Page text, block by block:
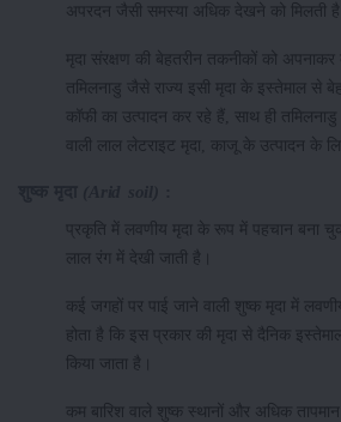
अपरदन जैसी समस्या अधिक देखने को मिलती है।
मृदा संरक्षण की बेहतरीन तकनीकों को
तमिलनाडु जैसे राज्य इसी मृदा के इस्तेमाल से
कॉफी का उत्पादन कर रहे हैं, साथ ही
वाली लाल लेटराइट मृदा, काजू के उत्पादन के
प्रकृति में लवणीय मृदा के रूप में पहचान बना
लाल रंग में देखी जाती है।
कई जगहों पर पाई जाने वाली शुष्क मृदा में
होता है कि इस प्रकार की मृदा से दैनिक
किया जाता है।
कम बारिश वाले शुष्क स्थानों और अधिक तापमान